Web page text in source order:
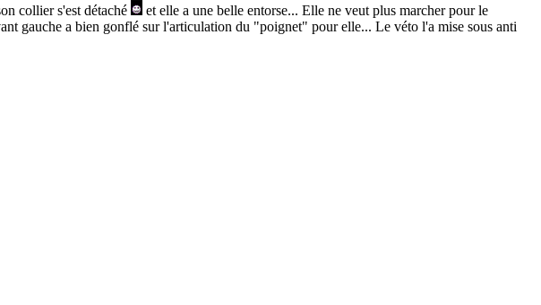
collier s'est détaché
et elle a une belle entorse... Elle ne veut plus marcher pour le
gauche a bien gonflé sur l'articulation du "poignet" pour elle... Le véto l'a mise sous anti